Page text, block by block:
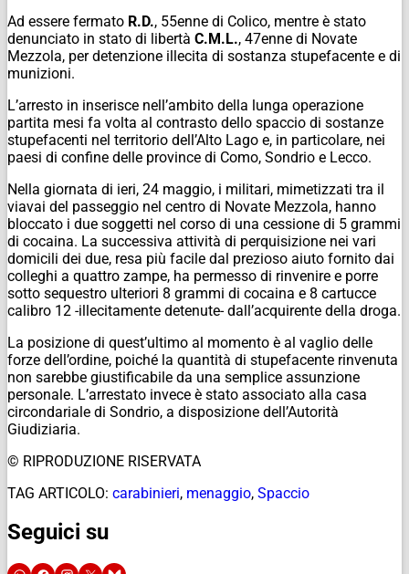
Ad essere fermato R.D., 55enne di Colico, mentre è stato
denunciato in stato di libertà C.M.L., 47enne di Novate
Mezzola, per detenzione illecita di sostanza stupefacente e di
munizioni.
L’arresto in inserisce nell’ambito della lunga operazione
partita mesi fa volta al contrasto dello spaccio di sostanze
stupefacenti nel territorio dell’Alto Lago e, in particolare, nei
paesi di confine delle province di Como, Sondrio e Lecco.
Nella giornata di ieri, 24 maggio, i militari, mimetizzati tra il
viavai del passeggio nel centro di Novate Mezzola, hanno
bloccato i due soggetti nel corso di una cessione di 5 grammi
di cocaina. La successiva attività di perquisizione nei vari
domicili dei due, resa più facile dal prezioso aiuto fornito dai
colleghi a quattro zampe, ha permesso di rinvenire e porre
sotto sequestro ulteriori 8 grammi di cocaina e 8 cartucce
calibro 12 -illecitamente detenute- dall’acquirente della droga.
La posizione di quest’ultimo al momento è al vaglio delle
forze dell’ordine, poiché la quantità di stupefacente rinvenuta
non sarebbe giustificabile da una semplice assunzione
personale. L’arrestato invece è stato associato alla casa
circondariale di Sondrio, a disposizione dell’Autorità
Giudiziaria.
© RIPRODUZIONE RISERVATA
TAG ARTICOLO: carabinieri, menaggio, Spaccio
Seguici su